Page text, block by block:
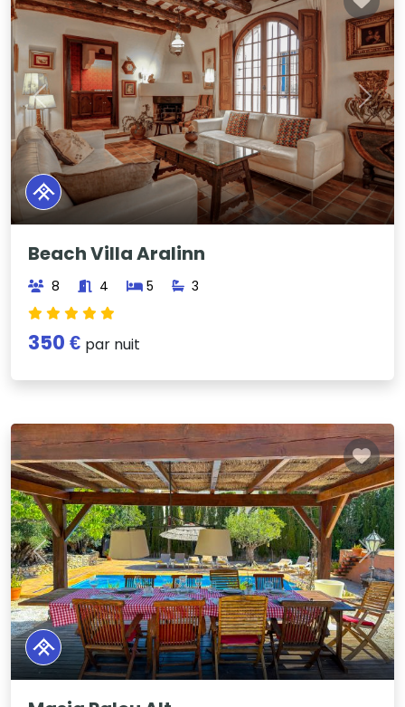
Previous Next
Beach Villa Aralinn
8 4 5 3
350 € par nuit
Previous Next